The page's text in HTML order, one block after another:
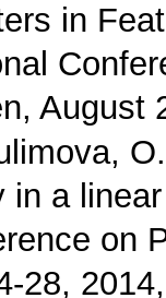
in
August
in a
on
28,